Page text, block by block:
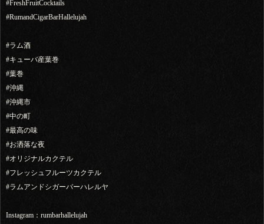
#FreshFruitCocktails
#RumandCigarBarHallelujah
#ラム酒
#キューバ産葉巻
#葉巻
#沖縄
#沖縄市
#中の町
#最高の味
#お洒落な夜
#オリジナルカクテル
#フレッシュフルーツカクテル
#ラムアンドシガーバーハレルヤ
Instagram：rumbarhallelujah